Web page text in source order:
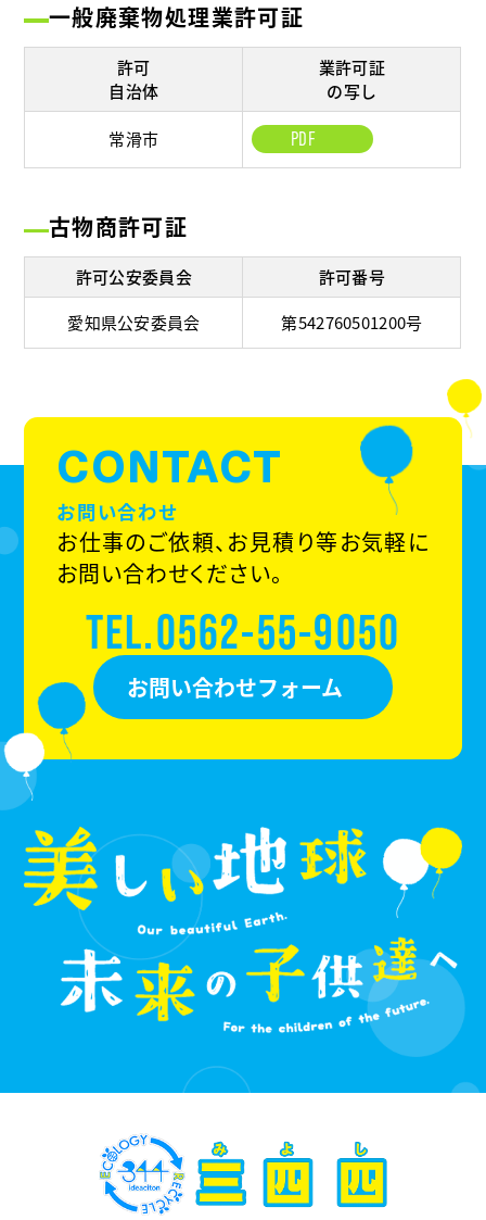
一般廃棄物処理業許可証
許可
自治体
業許可証
の写し
常滑市 PDF
古物商許可証
許可公安委員会
許可番号
愛知県公安委員会
第542760501200号
CONTACT
お問い合わせ
お仕事のご依頼、お見積り等お気軽に
お問い合わせください。
TEL.0562-55-9050
お問い合わせフォーム